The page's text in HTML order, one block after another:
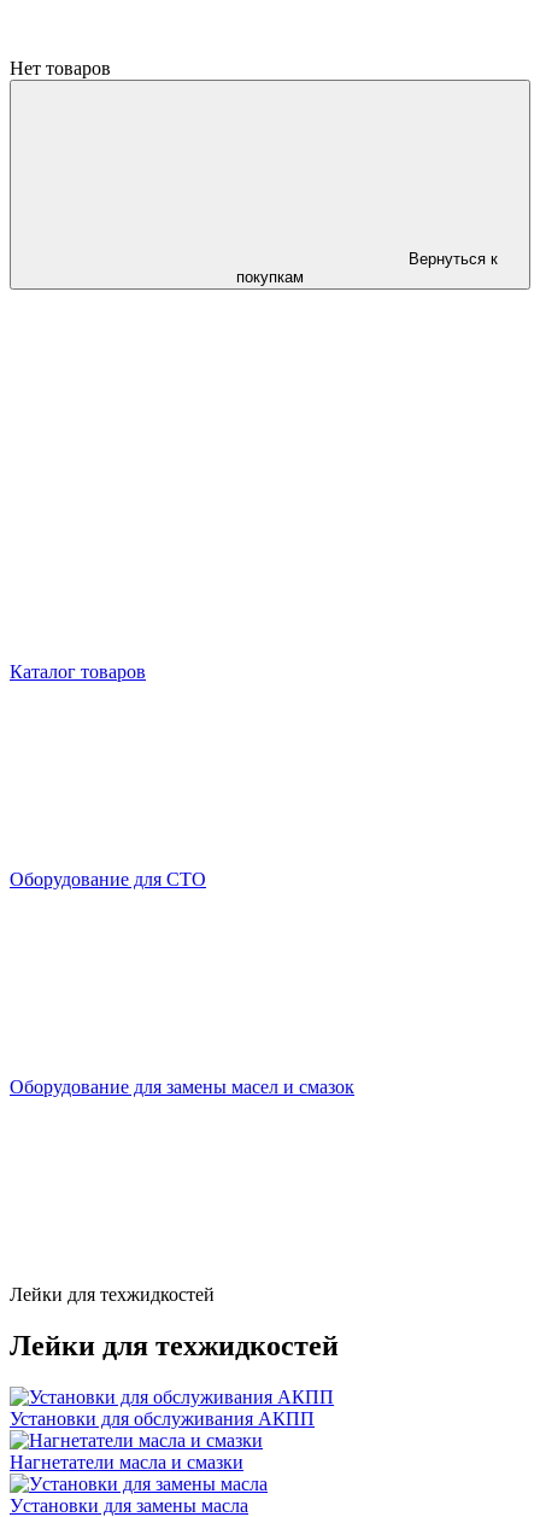
Нет товаров
Вернуться к
покупкам
Каталог товаров
Оборудование для СТО
Оборудование для замены масел и смазок
Лейки для техжидкостей
Лейки для техжидкостей
Установки для обслуживания АКПП
Нагнетатели масла и смазки
Уcтaнoвки для зaмeны мacлa